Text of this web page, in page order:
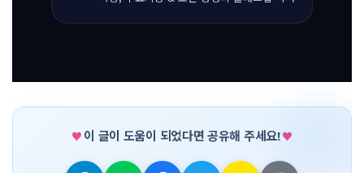
이 글이 도움이 되었다면 공유해 주세요!